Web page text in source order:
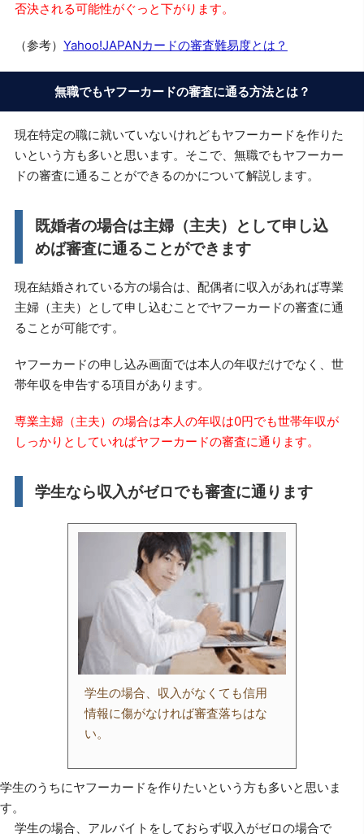
否決される可能性がぐっと下がります。
（参考） Yahoo!JAPANカードの審査難易度とは？
無職でもヤフーカードの審査に通る方法とは？
現在特定の職に就いていないけれどもヤフーカードを作りた
いという方も多いと思います。そこで、無職でもヤフーカー
ドの審査に通ることができるのかについて解説します。
既婚者の場合は主婦（主夫）として申し込
めば審査に通ることができます
現在結婚されている方の場合は、配偶者に収入があれば専業
主婦（主夫）として申し込むことでヤフーカードの審査に通
ることが可能です。
ヤフーカードの申し込み画面では本人の年収だけでなく、世
帯年収を申告する項目があります。
専業主婦（主夫）の場合は本人の年収は0円でも世帯年収が
しっかりとしていればヤフーカードの審査に通ります。
学生なら収入がゼロでも審査に通ります
学生の場合、収入がなくても信用
情報に傷がなければ審査落ちはな
い。
学生のうちにヤフーカードを作りたいという方も多いと思いま
す。
学生の場合、アルバイトをしておらず収入がゼロの場合で